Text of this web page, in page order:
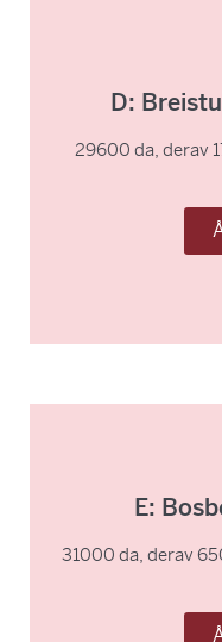
D:
29600 da, derav
E:
31000 da, derav